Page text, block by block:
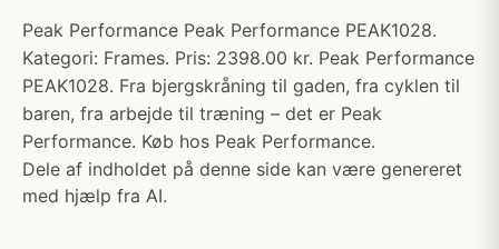
Peak Performance Peak Performance PEAK1028.
Kategori: Frames. Pris: 2398.00 kr. Peak Performance
PEAK1028. Fra bjergskråning til gaden, fra cyklen til
baren, fra arbejde til træning – det er Peak
Performance. Køb hos Peak Performance.
Dele af indholdet på denne side kan være genereret
med hjælp fra AI.